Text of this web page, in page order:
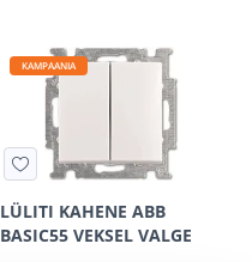
KAMPAANIA
LÜLITI KAHENE ABB
BASIC55 VEKSEL VALGE